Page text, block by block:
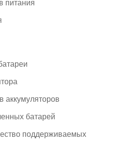
питания
аккумуляторов
батарей
поддерживаемых